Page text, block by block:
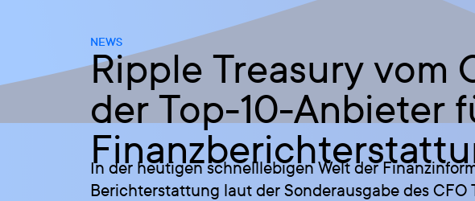
NEWS
Ripple Treasury vom
der Top-10-Anbieter
In der heutigen schnelllebigen Welt der
Berichterstattung laut der Sonderausgabe des